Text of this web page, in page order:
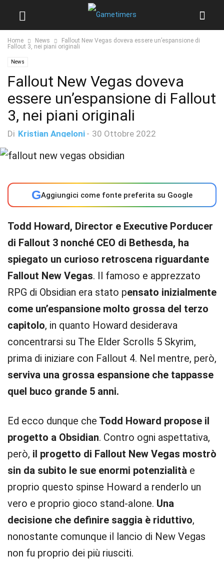
Home News
Fallout New Vegas doveva essere un’espansione di
Fallout 3, nei piani originali
News
Fallout New Vegas doveva
essere un’espansione di Fallout
3, nei piani originali
Di Kristian Angeloni - 30 Ottobre 2022
GAggiungici come fonte preferita su Google
Todd Howard, Director e Executive Porducer
di Fallout 3 nonché CEO di Bethesda, ha
spiegato un curioso retroscena riguardante
Fallout New Vegas. Il famoso e apprezzato
RPG di Obsidian era stato pensato inizialmente
come un’espansione molto grossa del terzo
capitolo, in quanto Howard desiderava
concentrarsi su The Elder Scrolls 5 Skyrim,
prima di iniziare con Fallout 4. Nel mentre, però,
serviva una grossa espansione che tappasse
quel buco grande 5 anni.
Ed ecco dunque che Todd Howard propose il
progetto a Obsidian. Contro ogni aspettativa,
però, il progetto di Fallout New Vegas mostrò
sin da subito le sue enormi potenzialità e
proprio questo spinse Howard a renderlo un
vero e proprio gioco stand-alone. Una
decisione che definire saggia è riduttivo,
nonostante comunque il lancio di New Vegas
non fu proprio dei più riusciti.